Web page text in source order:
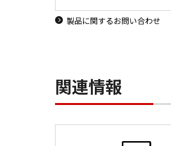
製品に関するお問い合わせ
関連情報